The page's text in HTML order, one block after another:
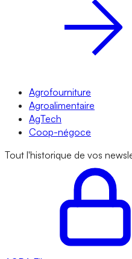
Agrofourniture
Agroalimentaire
AgTech
Coop-négoce
Tout l'historique de vos